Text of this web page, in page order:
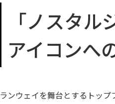
「ノスタ
アイコンへ
ランウェイを舞台とするトッ